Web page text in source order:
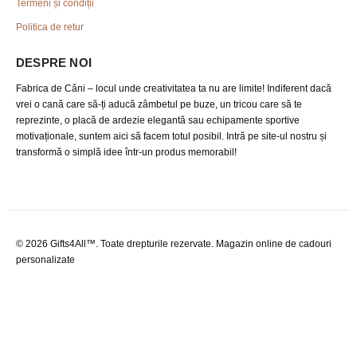
Termeni și condiții
Politica de retur
DESPRE NOI
Fabrica de Căni – locul unde creativitatea ta nu are limite! Indiferent dacă
vrei o cană care să-ți aducă zâmbetul pe buze, un tricou care să te
reprezinte, o placă de ardezie elegantă sau echipamente sportive
motivaționale, suntem aici să facem totul posibil. Intră pe site-ul nostru și
transformă o simplă idee într-un produs memorabil!
© 2026 Gifts4All™. Toate drepturile rezervate. Magazin online de cadouri
personalizate